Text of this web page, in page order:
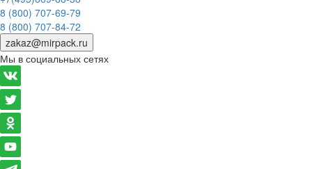
8 (800) 707-69-79
8 (800) 707-84-72
zakaz@mirpack.ru
Мы в социальных сетях